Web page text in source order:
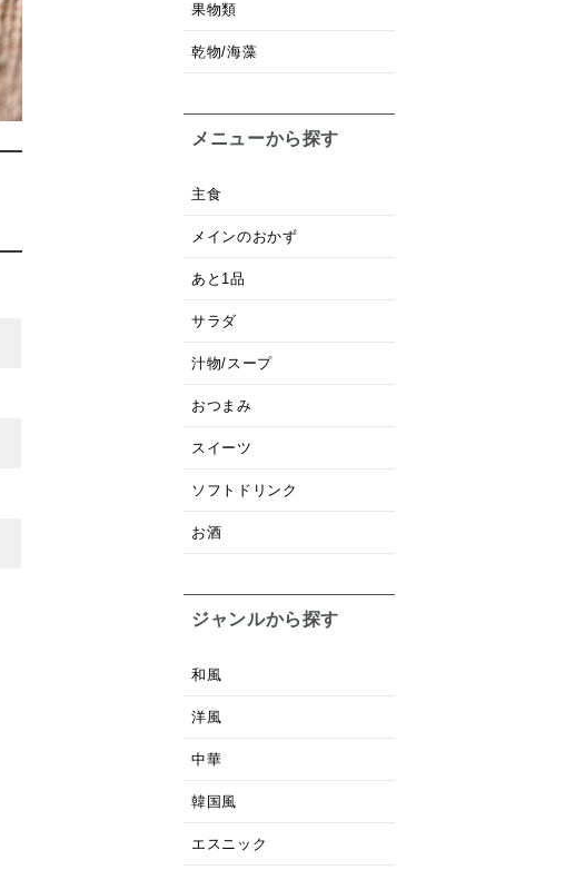
果物類
乾物/海藻
メニューから探す
主食
メインのおかず
あと1品
サラダ
汁物/スープ
おつまみ
スイーツ
ソフトドリンク
お酒
ジャンルから探す
和風
洋風
中華
韓国風
エスニック